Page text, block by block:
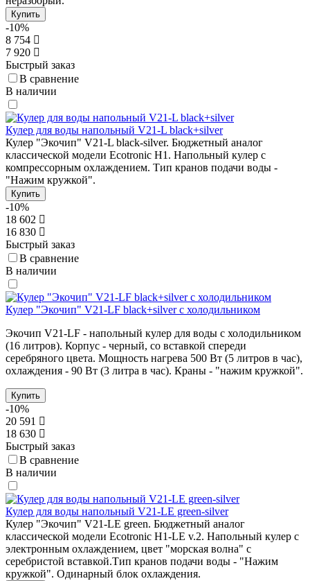
Купить
-10%
8 754
7 920
Быстрый заказ
В сравнение
В наличии
Кулер для воды напольный V21-L black+silver
Кулер "Экочип" V21-L black-silver. Бюджетный аналог
классической модели Ecotronic Н1. Напольный кулер с
компрессорным охлаждением. Тип кранов подачи воды -
"Нажим кружкой".
Купить
-10%
18 602
16 830
Быстрый заказ
В сравнение
В наличии
Кулер "Экочип" V21-LF black+silver с холодильником
Экочип V21-LF - напольный кулер для воды с холодильником
(16 литров). Корпус - черный, со вставкой спереди
серебряного цвета. Мощность нагрева 500 Вт (5 литров в час),
охлаждения - 90 Вт (3 литра в час). Краны - "нажим кружкой".
Купить
-10%
20 591
18 630
Быстрый заказ
В сравнение
В наличии
Кулер для воды напольный V21-LE green-silver
Кулер "Экочип" V21-LE green. Бюджетный аналог
классической модели Ecotronic H1-LE v.2. Напольный кулер с
электронным охлаждением, цвет "морская волна" с
серебристой вставкой.Тип кранов подачи воды - "Нажим
кружкой". Одинарный блок охлаждения.